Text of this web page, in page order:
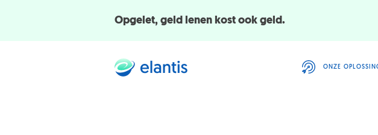
Opgelet, geld lenen kost ook geld.
ONZE